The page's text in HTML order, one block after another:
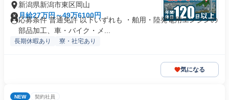
新潟県新潟市東区岡山
月給27万円～49万6100円
応募条件 普通免許 以下いずれも ・舶用・陸発電用エンジンの
部品加工、車・バイク・メ...
長期休暇あり 寮・社宅あり
気になる
NEW 契約社員